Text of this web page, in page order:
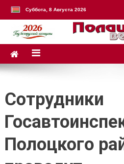
Суббота, 8 Августа 2026
Сотрудники
Полоцкого